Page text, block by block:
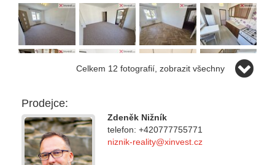
Celkem 12 fotografií, zobrazit všechny
Prodejce:
Zdeněk Nižník
telefon: +420777755771
niznik-reality@xinvest.cz